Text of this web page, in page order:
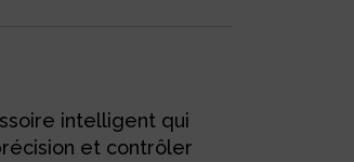
intelligent qui
et contrôler